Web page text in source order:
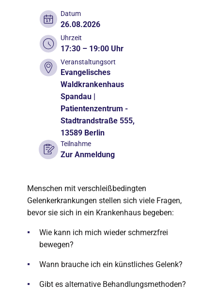
Datum
26.08.2026
Uhrzeit
17:30 – 19:00 Uhr
Veranstaltungsort
Evangelisches
Waldkrankenhaus
Spandau |
Patientenzentrum -
Stadtrandstraße 555,
13589 Berlin
Teilnahme
Zur Anmeldung
Menschen mit verschleißbedingten
Gelenkerkrankungen stellen sich viele Fragen,
bevor sie sich in ein Krankenhaus begeben:
Wie kann ich mich wieder schmerzfrei
bewegen?
Wann brauche ich ein künstliches Gelenk?
Gibt es alternative Behandlungsmethoden?